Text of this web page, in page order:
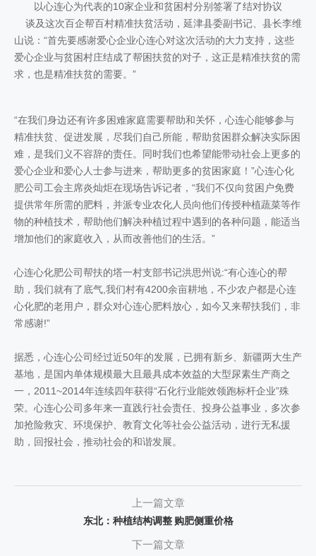
以心连心为代表的10家企业和贫困村分别签署了结对协议
谈及这次百企帮百村精准扶贫活动，延津县委副书记、县长李维
山说：“首先要感谢爱心企业心连心对这次活动的大力支持，这些
爱心企业与贫困村庄结成了帮困扶贫的对子，这正是精准扶贫的需
求，也是精准扶贫的需要。”
“在我们身边还有许多困难家庭需要帮助和关怀，心连心能够参与
精准扶贫、促进发展，尽我们自己所能，帮助贫困群众解决实际困
难，是我们义不容辞的责任。同时我们也希望能带动社会上更多的
爱心企业和爱心人士参与进来，帮助更多的贫困家庭！”心连心化
肥公司工会主席炎灿炬在现场告诉记者，“我们不仅向贫困户免费
提供常年所需的肥料，并派专业农化人员向他们传授种植蔬菜等作
物的种植技术，帮助他们解决种植过程中遇到的各种问题，能适当
增加他们的家庭收入，从而改善他们的生活。”
心连心化肥公司帮扶的塔一村支部书记洪思州说:“有心连心的帮
助，我们就有了底气,我们村有4200余亩耕地，不少农户都是心连
心化肥的老用户，群众对心连心肥料放心，如今又来帮扶我们，非
常感谢!”
据悉，心连心公司经过近50年的发展，已拥有新乡、新疆两大生产
基地，是国内单体规模最大且最具成本效益的大型尿素生产商之
一，2011~2014年连续四年获得“石化行业能效领跑标杆企业”殊
荣。心连心公司多年来一直践行社会责任、投身公益事业，多次参
加抢险救灾、环境保护、教育文化等社会公益活动，进行无私援
助，回报社会，推动社会的和谐发展。
上一篇文章
东北：种植结构调整 购肥侧重价格
下一篇文章